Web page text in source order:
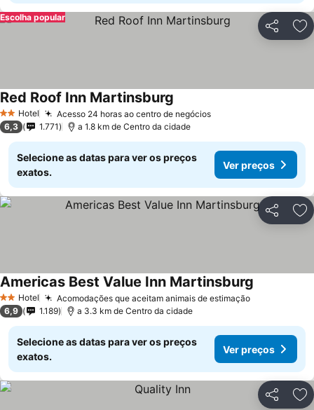
Partilhar
Escolha popular
2 Estrelas
Hotel Acesso 24 horas ao centro de negócios
Red Roof Inn Martinsburg
6,3 1.771 a 1.8 km de Centro da cidade
Selecione as datas para ver os preços
exatos.
Ver preços
Partilhar
2 Estrelas
Hotel Acomodações que aceitam animais de estimação
Americas Best Value Inn Martinsburg
6,9 1.189 a 3.3 km de Centro da cidade
Selecione as datas para ver os preços
exatos.
Ver preços
Partilhar